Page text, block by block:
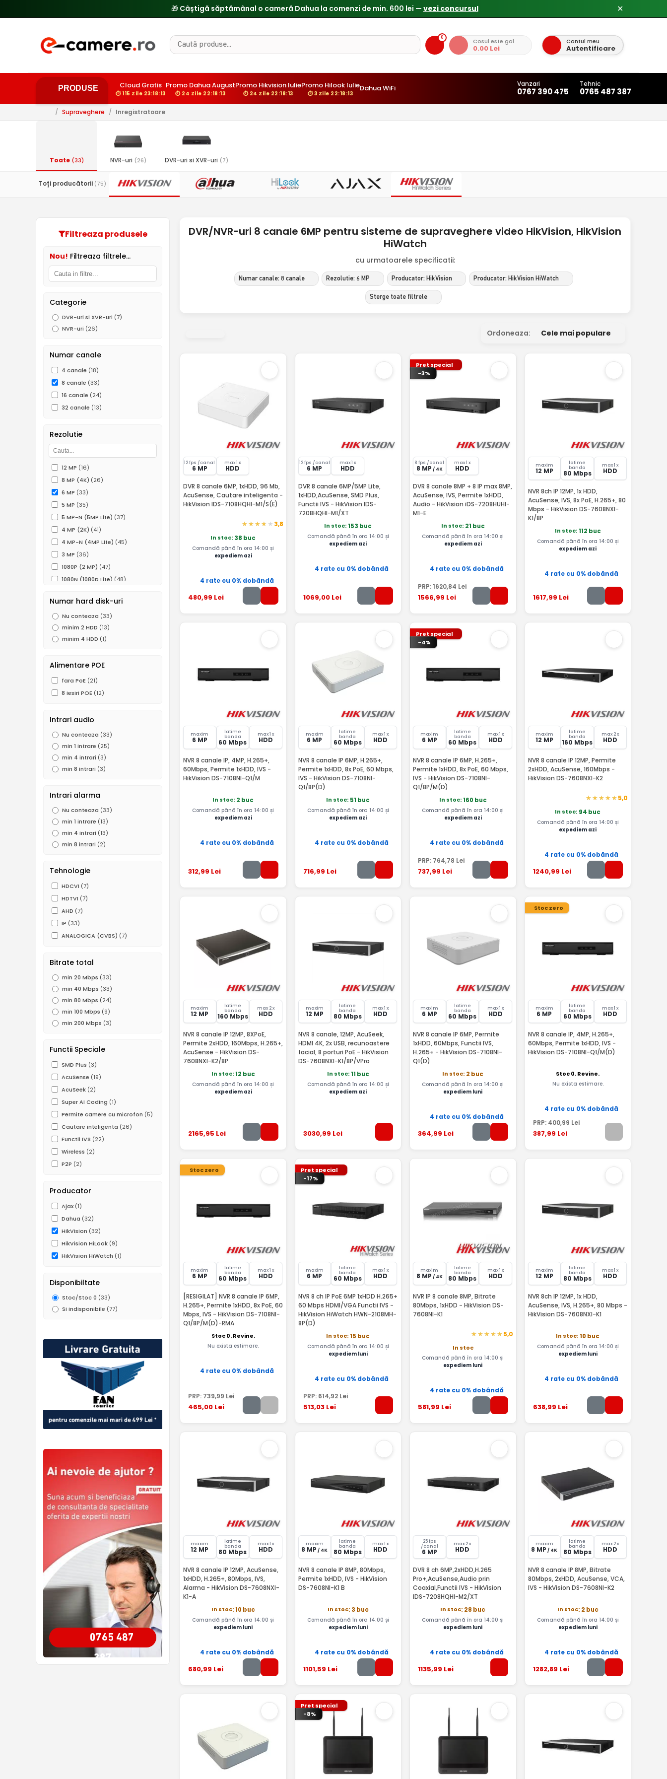
✕
0 Cosul este gol
0.00 Lei
Contul meu
Autentificare
PRODUSE Cloud Gratis
⏱ 115 Zile 23:18:12
Promo Dahua August
⏱ 24 Zile 22:18:12
Promo Hikvision Iulie
⏱ 24 Zile 22:18:12
Promo Hilook Iulie
⏱ 3 Zile 22:18:12
Dahua WiFi Vanzari
0767 390 475
Tehnic
0765 487 387
/ Supraveghere / Inregistratoare
Toate (33) NVR-uri (26) DVR-uri si XVR-uri (7)
Toți producătorii (75)
Filtreaza produsele
Nou! Filtreaza filtrele...
Categorie
DVR-uri si XVR-uri (7)
NVR-uri (26)
Numar canale
4 canale (18)
8 canale (33)
16 canale (24)
32 canale (13)
Rezolutie
12 MP (16)
8 MP (4K) (26)
6 MP (33)
5 MP (35)
5 MP-N (5MP Lite) (37)
4 MP (2K) (41)
4 MP-N (4MP Lite) (45)
3 MP (36)
1080P (2 MP) (47)
1080N (1080p Lite) (48)
720P (1MP) (41)
960H (0.5 MP)(22)
Numar hard disk-uri
Nu conteaza (33)
minim 2 HDD (13)
minim 4 HDD (1)
Alimentare POE
fara PoE (21)
8 iesiri POE (12)
Intrari audio
Nu conteaza (33)
min 1 intrare (25)
min 4 intrari (3)
min 8 intrari (3)
Intrari alarma
Nu conteaza (33)
min 1 intrare (13)
min 4 intrari (13)
min 8 intrari (2)
Tehnologie
HDCVI (7)
HDTVI (7)
AHD (7)
IP (33)
ANALOGICA (CVBS) (7)
Bitrate total
min 20 Mbps (33)
min 40 Mbps (33)
min 80 Mbps (24)
min 100 Mbps (9)
min 200 Mbps (3)
Functii Speciale
SMD Plus (3)
AcuSense (19)
AcuSeek (2)
Super AI Coding (1)
Permite camere cu microfon (5)
Cautare inteligenta (26)
Functii IVS (22)
Wireless (2)
P2P (2)
Producator
Ajax (1)
Dahua (32)
HikVision (32)
HikVision HiLook (9)
HikVision HiWatch (1)
Disponibiltate
Stoc/Stoc 0 (33)
Si indisponibile (77)
0765 487
387
DVR/NVR-uri 8 canale 6MP pentru sisteme de supraveghere video HikVision, HikVision
HiWatch
cu urmatoarele specificatii:
Numar canale: 8 canale Rezolutie: 6 MP Producator: HikVision Producator: HikVision HiWatch
Sterge toate filtrele
Ordoneaza: Cele mai populare
12 fps /canal
6 MP
max 1 x
HDD
DVR 8 canale 6MP, 1xHDD, 96 Mb,
AcuSense, Cautare inteligenta -
HikVision IDS-7108HQHI-M1/S(E)
3,8
In stoc: 38 buc
Comandă până în ora 14:00 și
expediem azi
4 rate cu 0% dobândă
480,99 Lei
12 fps /canal
6 MP
max 1 x
HDD
DVR 8 canale 6MP/5MP Lite,
1xHDD,AcuSense, SMD Plus,
Functii IVS - HikVision IDS-
7208HQHI-M1/XT
In stoc: 153 buc
Comandă până în ora 14:00 și
expediem azi
4 rate cu 0% dobândă
1069,00Lei
Pret special
-3%
8 fps /canal
8 MP / 4K
max 1 x
HDD
DVR 8 canale 8MP + 8 IP max 8MP,
AcuSense, IVS, Permite 1xHDD,
Audio - HikVision iDS-7208HUHI-
M1-E
In stoc: 21 buc
Comandă până în ora 14:00 și
expediem azi
4 rate cu 0% dobândă
PRP: 1620,84 Lei
1566,99 Lei
maxim
12 MP
latime
banda
80 Mbps
max 1 x
HDD
NVR 8ch IP 12MP, 1x HDD,
AcuSense, IVS, 8x PoE, H.265+, 80
Mbps - HikVision DS-7608NXI-
K1/8P
In stoc: 112 buc
Comandă până în ora 14:00 și
expediem azi
4 rate cu 0% dobândă
1617,99 Lei
maxim
6 MP
latime
banda
60 Mbps
max 1 x
HDD
NVR 8 canale IP, 4MP, H.265+,
60Mbps, Permite 1xHDD, IVS -
HikVision DS-7108NI-Q1/M
In stoc: 2 buc
Comandă până în ora 14:00 și
expediem azi
4 rate cu 0% dobândă
312,99 Lei
maxim
6 MP
latime
banda
60 Mbps
max 1 x
HDD
NVR 8 canale IP 6MP, H.265+,
Permite 1xHDD, 8x PoE, 60 Mbps,
IVS - HikVision DS-7108NI-
Q1/8P(D)
In stoc: 51 buc
Comandă până în ora 14:00 și
expediem azi
4 rate cu 0% dobândă
716,99 Lei
Pret special
-4%
maxim
6 MP
latime
banda
60 Mbps
max 1 x
HDD
NVR 8 canale IP 6MP, H.265+,
Permite 1xHDD, 8x PoE, 60 Mbps,
IVS - HikVision DS-7108NI-
Q1/8P/M(D)
In stoc: 160 buc
Comandă până în ora 14:00 și
expediem azi
4 rate cu 0% dobândă
PRP: 764,78 Lei
737,99 Lei
maxim
12 MP
latime
banda
160 Mbps
max 2 x
HDD
NVR 8 canale IP 12MP, Permite
2xHDD, AcuSense, 160Mbps -
HikVision DS-7608NXI-K2
5,0
In stoc: 94 buc
Comandă până în ora 14:00 și
expediem azi
4 rate cu 0% dobândă
1240,99 Lei
maxim
12 MP
latime
banda
160 Mbps
max 2 x
HDD
NVR 8 canale IP 12MP, 8XPoE,
Permite 2xHDD, 160Mbps, H.265+,
AcuSense - HikVision DS-
7608NXI-K2/8P
In stoc: 12 buc
Comandă până în ora 14:00 și
expediem azi
2165,95 Lei
maxim
12 MP
latime
banda
80 Mbps
max 1 x
HDD
NVR 8 canale, 12MP, AcuSeek,
HDMI 4K, 2x USB, recunoastere
facial, 8 porturi PoE - HikVision
DS-7608NXI-K1/8P/VPro
In stoc: 11 buc
Comandă până în ora 14:00 și
expediem azi
3030,99 Lei
maxim
6 MP
latime
banda
60 Mbps
max 1 x
HDD
NVR 8 canale IP 6MP, Permite
1xHDD, 60Mbps, Functii IVS,
H.265+ - HikVision DS-7108NI-
Q1(D)
In stoc: 2 buc
Comandă până în ora 14:00 și
expediem luni
4 rate cu 0% dobândă
364,99 Lei
Stoc zero
maxim
6 MP
latime
banda
60 Mbps
max 1 x
HDD
NVR 8 canale IP, 4MP, H.265+,
60Mbps, Permite 1xHDD, IVS -
HikVision DS-7108NI-Q1/M(D)
Stoc 0. Revine.
Nu exista estimare.
4 rate cu 0% dobândă
PRP: 400,99 Lei
387,99 Lei
Stoc zero
maxim
6 MP
latime
banda
60 Mbps
max 1 x
HDD
[RESIGILAT] NVR 8 canale IP 6MP,
H.265+, Permite 1xHDD, 8x PoE, 60
Mbps, IVS - HikVision DS-7108NI-
Q1/8P/M(D)-RMA
Stoc 0. Revine.
Nu exista estimare.
4 rate cu 0% dobândă
PRP: 739,99 Lei
465,00 Lei
Pret special
-17%
maxim
6 MP
latime
banda
60 Mbps
max 1 x
HDD
NVR 8 ch IP PoE 6MP 1xHDD H.265+
60 Mbps HDMI/VGA Functii IVS -
HikVision HiWatch HWN-2108MH-
8P(D)
In stoc: 15 buc
Comandă până în ora 14:00 și
expediem luni
4 rate cu 0% dobândă
PRP: 614,92Lei
513,03Lei
maxim
8 MP / 4K
latime
banda
80 Mbps
max 1 x
HDD
NVR IP 8 canale 8MP, Bitrate
80Mbps, 1xHDD - HikVision DS-
7608NI-K1
5,0
In stoc
Comandă până în ora 14:00 și
expediem luni
4 rate cu 0% dobândă
581,99 Lei
maxim
12 MP
latime
banda
80 Mbps
max 1 x
HDD
NVR 8ch IP 12MP, 1x HDD,
AcuSense, IVS, H.265+, 80 Mbps -
HikVision DS-7608NXI-K1
In stoc: 10 buc
Comandă până în ora 14:00 și
expediem luni
4 rate cu 0% dobândă
638,99 Lei
maxim
12 MP
latime
banda
80 Mbps
max 1 x
HDD
NVR 8 canale IP 12MP, AcuSense,
1xHDD, H.265+, 80Mbps, IVS,
Alarma - HikVision DS-7608NXI-
K1-A
In stoc: 10 buc
Comandă până în ora 14:00 și
expediem luni
4 rate cu 0% dobândă
680,99 Lei
maxim
8 MP / 4K
latime
banda
80 Mbps
max 1 x
HDD
NVR 8 canale IP 8MP, 80Mbps,
Permite 1xHDD, IVS - HikVision
DS-7608NI-K1 B
In stoc: 3 buc
Comandă până în ora 14:00 și
expediem luni
4 rate cu 0% dobândă
1101,59 Lei
25 fps
/canal
6 MP
max 2 x
HDD
DVR 8 ch 6MP,2xHDD,H.265
Pro+,AcuSense,Audio prin
Coaxial,Functii IVS - HikVision
IDS-7208HQHI-M2/XT
In stoc: 28 buc
Comandă până în ora 14:00 și
expediem luni
4 rate cu 0% dobândă
1135,99 Lei
maxim
8 MP / 4K
latime
banda
80 Mbps
max 2 x
HDD
NVR 8 canale IP 8MP, Bitrate
80Mbps, 2xHDD, AcuSense, VCA,
IVS - HikVision DS-7608NI-K2
In stoc: 2 buc
Comandă până în ora 14:00 și
expediem luni
4 rate cu 0% dobândă
1282,89 Lei
Pret special
-8%